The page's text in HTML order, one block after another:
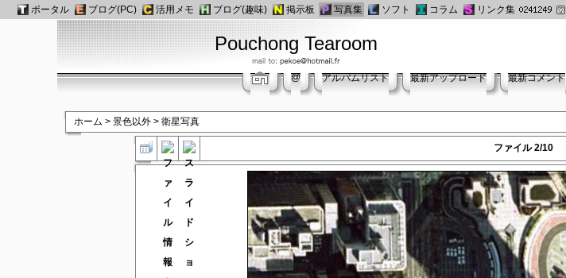
Pouchong Tearoom
@ アルバムリスト 最新アップロード 最新コメント
ホーム > 景色以外 > 衛星写真
ファイル 2/10
ポータル ブログ(PC) 活用メモ ブログ(趣味) 掲示板 写真集 ソフト コラム リンク集